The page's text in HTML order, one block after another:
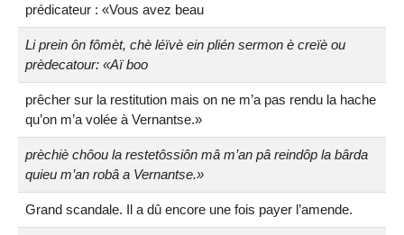
prédicateur : «Vous avez beau
Li prein ôn fômèt, chè léïvè ein plién sermon è creïè ou
prèdecatour: «Aï boo
prêcher sur la restitution mais on ne m’a pas rendu la hache
qu’on m’a volée à Vernantse.»
prèchiè chôou la restetôssiôn mâ m’an pâ reindôp la bârda
quieu m’an robâ a Vernantse.»
Grand scandale. Il a dû encore une fois payer l’amende.